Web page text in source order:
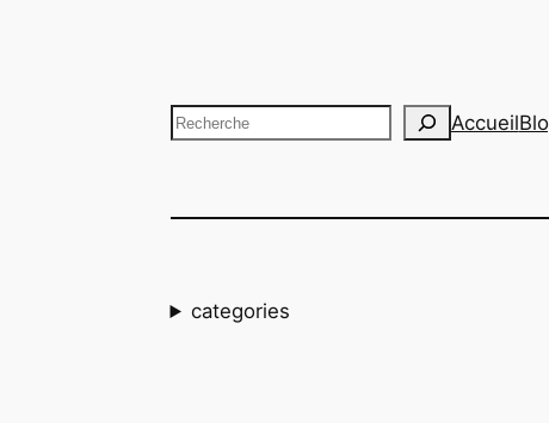
Recherche
Accueil
categories